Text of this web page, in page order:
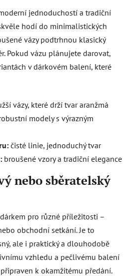
jednoduchostí a tradiční
hodí do minimalistických
vázy podtrhnou klasický
Pokud vázu plánujete darovat,
v dárkovém balení, které
vázy, které drží tvar aranžmá
modely s výrazným
čisté linie, jednoduchý tvar
broušené vzory a tradiční elegance
nebo sběratelský
pro různé příležitosti –
obchodní setkání. Je to
ale i praktický a dlouhodobě
vzhledu a pečlivému balení
k okamžitému předání.